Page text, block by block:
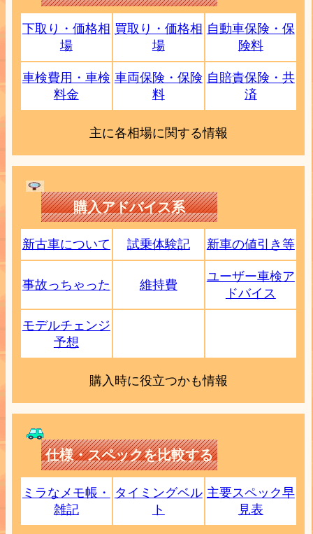
下取り・価格相
場
買取り・価格相
場
自動車保険・保
険料
車検費用・車検
料金
車両保険・保険
料
自賠責保険・共
済
主に各相場に関する情報
購入アドバイス系
新古車について 試乗体験記 新車の値引き等
事故っちゃった 維持費
ユーザー車検ア
ドバイス
モデルチェンジ
予想
購入時に役立つかも情報
仕様・スペックを比較する
ミラなメモ帳・
雑記
タイミングベル
ト
主要スペック早
見表